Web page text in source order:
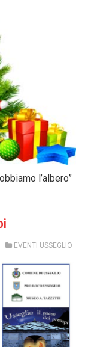
l’albero”
EVENTI USSEGLIO